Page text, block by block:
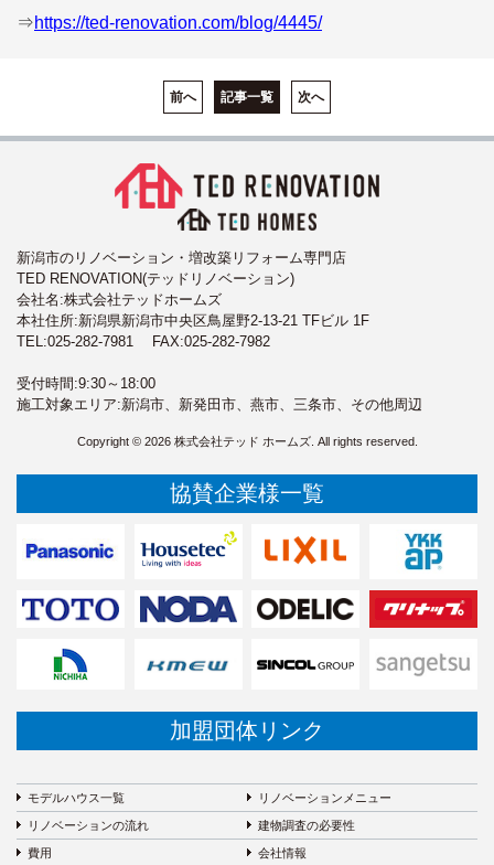
⇒https://ted-renovation.com/blog/4445/
前へ 記事一覧 次へ
新潟市のリノベーション・増改築リフォーム専門店
TED RENOVATION(テッドリノベーション)
会社名:株式会社テッドホームズ
本社住所:新潟県新潟市中央区鳥屋野2-13-21 TFビル 1F
TEL:025-282-7981 FAX:025-282-7982
受付時間:9:30～18:00
施工対象エリア:新潟市、新発田市、燕市、三条市、その他周辺
Copyright © 2026 株式会社テッド ホームズ. All rights reserved.
協賛企業様一覧
加盟団体リンク
モデルハウス一覧 リノベーションメニュー
リノベーションの流れ 建物調査の必要性
費用 会社情報